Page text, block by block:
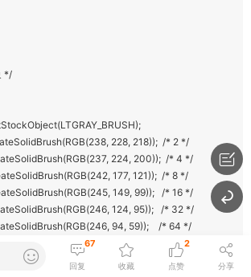
*/
228, 218)); /* 2 */
224, 200)); /* 4 */
177, 121)); /* 8 */
149, 99)); /* 16 */
124, 95)); /* 32 */
94, 59)); /* 64 */
207, 114)); /* 128 */
207, 114)); /* 256 */
回复
67
收藏
2
点赞 分享